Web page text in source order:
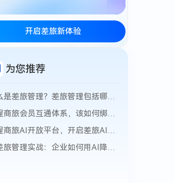
开启差旅新体验
为您推荐
什么是差旅管理？差旅管理包括哪些方面？
携程商旅会员互通体系，该如何绑定并获取积分？
携程商旅AI开放平台，开启差旅AI生态新篇章
AI差旅管理实战：企业如何用AI降低差旅成本21%？携程商旅AI应用场景与ROI全拆解